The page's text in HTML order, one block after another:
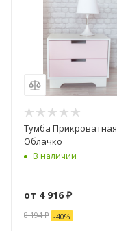
Тумба Прикроватная
Облачко
В наличии
от 4 916 ₽
8 194 ₽ -40%